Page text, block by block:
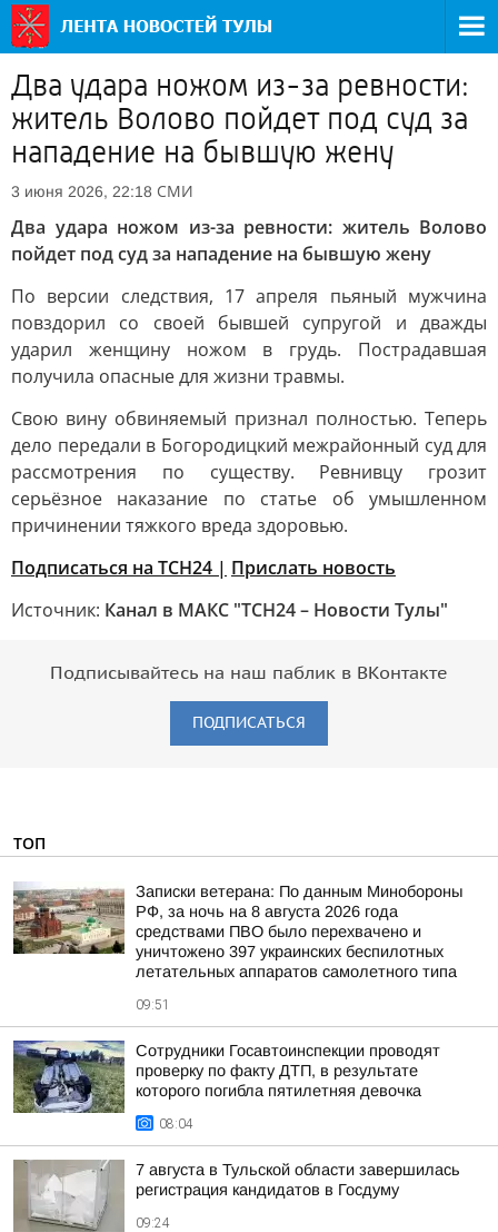
Два удара ножом из-за ревности:
житель Волово пойдет под суд за
нападение на бывшую жену
3 июня 2026, 22:18 СМИ
Два удара ножом из-за ревности: житель Волово
пойдет под суд за нападение на бывшую жену
По версии следствия, 17 апреля пьяный мужчина
повздорил со своей бывшей супругой и дважды
ударил женщину ножом в грудь. Пострадавшая
получила опасные для жизни травмы.
Свою вину обвиняемый признал полностью. Теперь
дело передали в Богородицкий межрайонный суд для
рассмотрения по существу. Ревнивцу грозит
серьёзное наказание по статье об умышленном
причинении тяжкого вреда здоровью.
Подписаться на ТСН24 | Прислать новость
Источник: Канал в МАКС "ТСН24 – Новости Тулы"
Подписывайтесь на наш паблик в ВКонтакте
ПОДПИСАТЬСЯ
ТОП
Записки ветерана: По данным Минобороны
РФ, за ночь на 8 августа 2026 года
средствами ПВО было перехвачено и
уничтожено 397 украинских беспилотных
летательных аппаратов самолетного типа
09:51
Сотрудники Госавтоинспекции проводят
проверку по факту ДТП, в результате
которого погибла пятилетняя девочка
08:04
7 августа в Тульской области завершилась
регистрация кандидатов в Госдуму
09:24